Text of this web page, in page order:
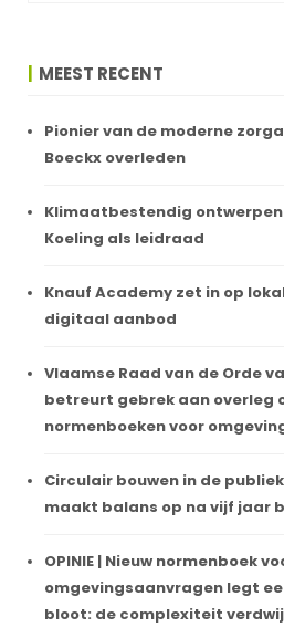
MEEST RECENT
Pionier van de moderne
Boeckx overleden
Klimaatbestendig
Koeling als leidraad
Knauf Academy zet in op
digitaal aanbod
Vlaamse Raad van de Orde
betreurt gebrek aan overleg
normenboeken voor
Circulair bouwen in de
maakt balans op na vijf jaar
OPINIE | Nieuw normenboek
omgevingsaanvragen legt
bloot: de complexiteit